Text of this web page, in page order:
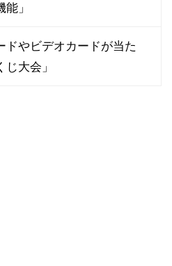
」
ドやビデオカードが当た
大会」